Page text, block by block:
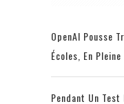
OpenAI Pousse
Écoles, En
Pendant Un